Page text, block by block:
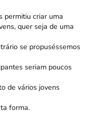
criar uma
quer seja de uma
se propuséssemos
seriam poucos
de vários jovens
forma.